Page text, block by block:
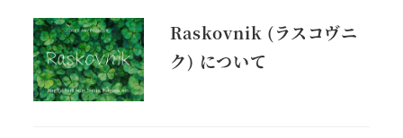
Raskovnik (ラスコヴニ
ク) について